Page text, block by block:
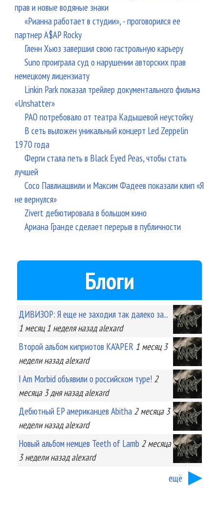
прав и новые водяные знаки
«Рианна работает в студии», - проговорился ее
партнер A$AP Rocky
Гленн Хьюз завершил свою гастрольную карьеру
Suno проиграла суд о нарушении авторских прав
немецкому лицензиату
Linkin Park показал трейлер документального фильма
«Unshatter»
РАО потребовало от театра Кадышевой неустойку
В сеть выложен уникальный концерт Led Zeppelin
1970 года
Ферги стала петь в Black Eyed Peas, чтобы стать
лучшей
Сосо Павлиашвили и Максим Фадеев показали клип «Я
не вернулся»
Zivert дебютировала в большом кино
Ариана Гранде сделает перерыв в публичности
Блоги
ДИВИЗОР: Я еще не заходил так далеко за...
1 месяц 1 неделяназад alexard
Второй альбом киприотов KA'APER 1 месяц 3
неделиназад alexard
I Am Morbid объявили о российском туре! 2
месяца 3 дняназад alexard
Дебютный EP американцев Abitha 2 месяца 3
неделиназад alexard
Новый альбом немцев Teeth of Lamb 2 месяца
3 неделиназад alexard
ещё